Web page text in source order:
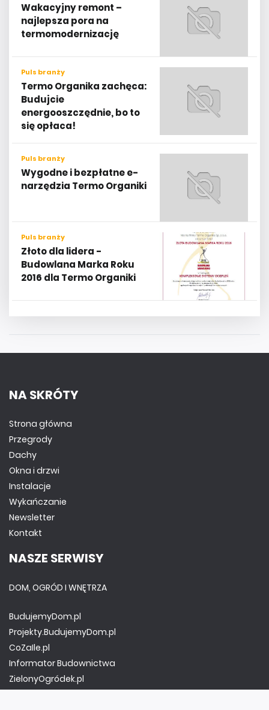
Wakacyjny remont –
najlepsza pora na
termomodernizację
Puls branży
Termo Organika zachęca:
Budujcie
energooszczędnie, bo to
się opłaca!
Puls branży
Wygodne i bezpłatne e-
narzędzia Termo Organiki
Puls branży
Złoto dla lidera -
Budowlana Marka Roku
2016 dla Termo Organiki
NA SKRÓTY
Strona główna
Przegrody
Dachy
Okna i drzwi
Instalacje
Wykańczanie
Newsletter
Kontakt
NASZE SERWISY
DOM, OGRÓD I WNĘTRZA
BudujemyDom.pl
Projekty.BudujemyDom.pl
CoZaIle.pl
Informator Budownictwa
ZielonyOgródek.pl